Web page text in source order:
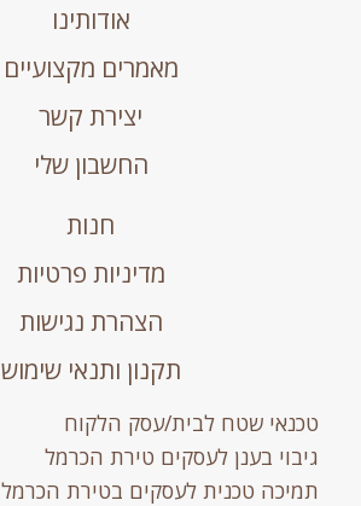
אודותינו
מאמרים מקצועיים
יצירת קשר
החשבון שלי
חנות
מדיניות פרטיות
הצהרת נגישות
תקנון ותנאי שימוש
טכנאי שטח לבית/עסק הלקוח
גיבוי בענן לעסקים טירת הכרמל
תמיכה טכנית לעסקים בטירת הכרמל